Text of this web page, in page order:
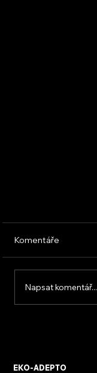
Komentáře
Napsat komentář...
EKO-ADEPTO